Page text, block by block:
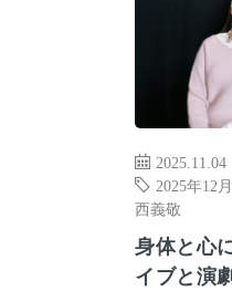
2025.11.04
2025年12
西義敬
身体と心
イブと演